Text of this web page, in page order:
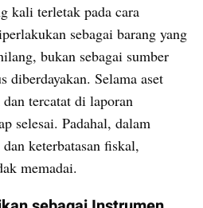
kali terletak pada cara
sebagai barang yang
bukan sebagai sumber
diberdayakan. Selama aset
tercatat di laporan
selesai. Padahal, dalam
keterbatasan fiskal,
memadai.